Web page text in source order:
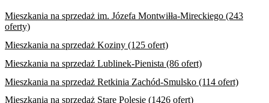
Mieszkania na sprzedaż im. Józefa Montwiłła-Mireckiego (243
oferty)
Mieszkania na sprzedaż Koziny (125 ofert)
Mieszkania na sprzedaż Lublinek-Pienista (86 ofert)
Mieszkania na sprzedaż Retkinia Zachód-Smulsko (114 ofert)
Mieszkania na sprzedaż Stare Polesie (1426 ofert)